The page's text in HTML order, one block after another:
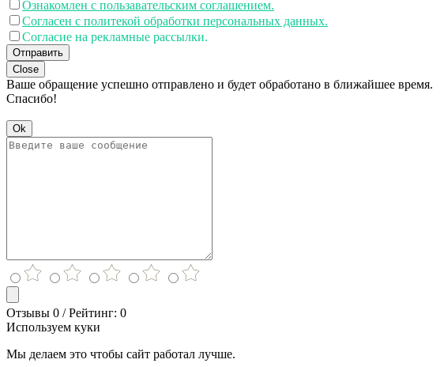
Ознакомлен с пользавательским соглашением.
Согласен с политекой обработки персональных данных.
Согласие на рекламные рассылки.
Отправить
Close
Ваше обращение успешно отправлено и будет обработано в ближайшее время.
Спасибо!
Ok
Отзывы 0 / Рейтинг: 0
Используем куки
Мы делаем это чтобы сайт работал лучше.